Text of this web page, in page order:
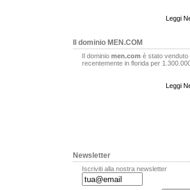
Leggi
Il dominio MEN.COM
Il dominio men.com è stato venduto
recentemente in florida per
Leggi
Newsletter
Iscriviti alla nostra newsletter